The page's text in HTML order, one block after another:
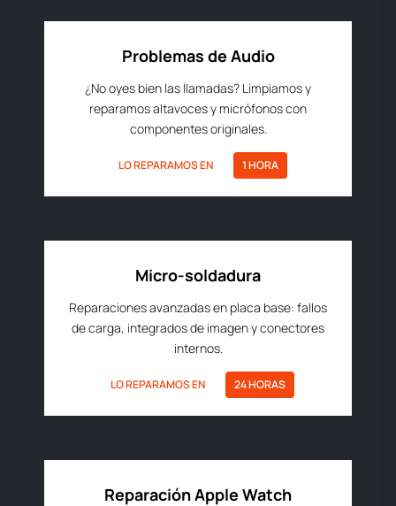
Problemas de Audio
¿No oyes bien las llamadas? Limpiamos y
reparamos altavoces y micrófonos con
componentes originales.
LO REPARAMOS EN 1 HORA
Micro-soldadura
Reparaciones avanzadas en placa base: fallos
de carga, integrados de imagen y conectores
internos.
LO REPARAMOS EN 24 HORAS
Reparación Apple Watch